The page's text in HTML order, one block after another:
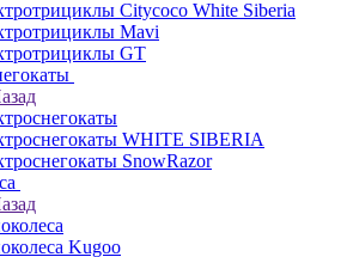
Citycoco White Siberia
Mavi
GT
WHITE SIBERIA
SnowRazor
Kugoo